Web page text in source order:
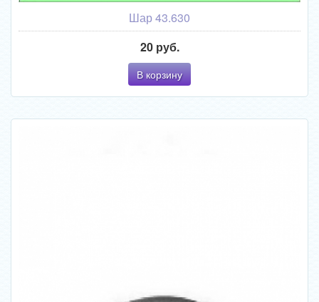
Шар 43.630
20 руб.
В корзину